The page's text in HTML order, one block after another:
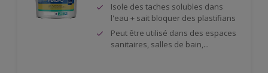
Isole des taches solubles dans
l'eau + sait bloquer des plastifians
Peut être utilisé dans des espaces
sanitaires, salles de bain,...